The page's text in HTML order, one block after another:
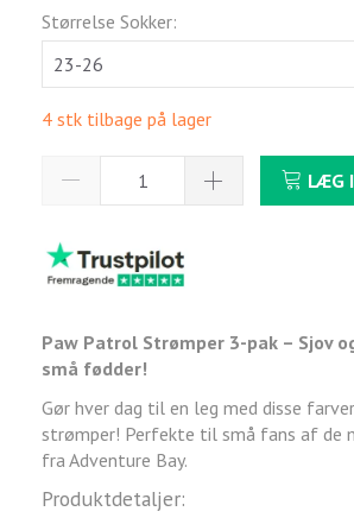
Størrelse Sokker:
4 stk tilbage på lager
LÆG
Paw Patrol Strømper 3-pak – Sjov
små fødder!
Gør hver dag til en leg med disse
strømper! Perfekte til små fans af de
fra Adventure Bay.
Produktdetaljer: